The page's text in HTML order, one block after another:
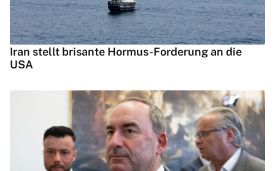
Iran stellt brisante Hormus-Forderung an die
USA